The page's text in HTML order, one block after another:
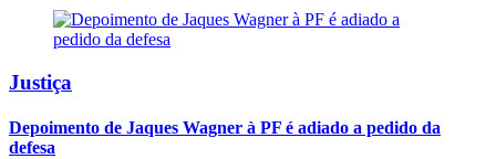
Justiça
Depoimento de Jaques Wagner à PF é adiado a pedido da
defesa